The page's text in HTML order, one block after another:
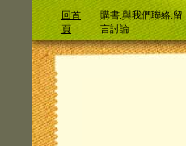
回首
頁
購書.與我們聯絡.留
言討論